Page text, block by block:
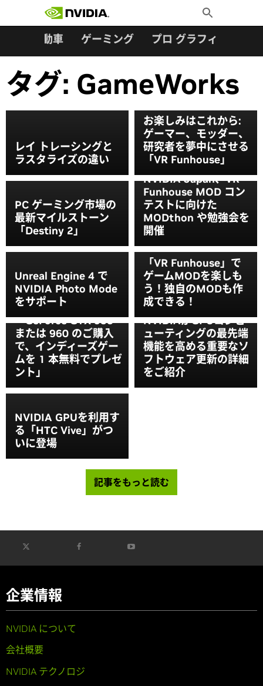
Toggle
Search
自動車 ゲーミング プロ グラフィックス
タグ: GameWorks
レイ トレーシングと
ラスタライズの違い
お楽しみはこれから:
ゲーマー、モッダー、
研究者を夢中にさせる
「VR Funhouse」
PC ゲーミング市場の
最新マイルストーン
「Destiny 2」
NVIDIA Japan、VR
Funhouse MOD コン
テストに向けた
MODthon や勉強会を
開催
Unreal Engine 4 で
NVIDIA Photo Mode
をサポート
「VR Funhouse」で
ゲームMODを楽しも
う！独自のMODも作
成できる！
NVIDIA Indie
Spotlightがゲーム開
発の独立精神を強力に
バックアップ
「GeForce GTX 950
または 960 のご購入
で、インディーズゲー
ムを 1 本無料でプレゼ
ント」
NVIDIAがGPUコンピ
ューティングの最先端
機能を高める重要なソ
フトウェア更新の詳細
をご紹介
NVIDIA GPUを利用す
る「HTC Vive」がつ
いに登場
記事をもっと読む
企業情報
NVIDIA について
会社概要
NVIDIA テクノロジ